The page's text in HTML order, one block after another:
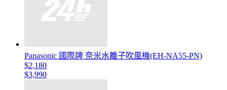
Panasonic 國際牌 奈米水離子吹風機(EH-NA55-PN)
$2,180
$3,990